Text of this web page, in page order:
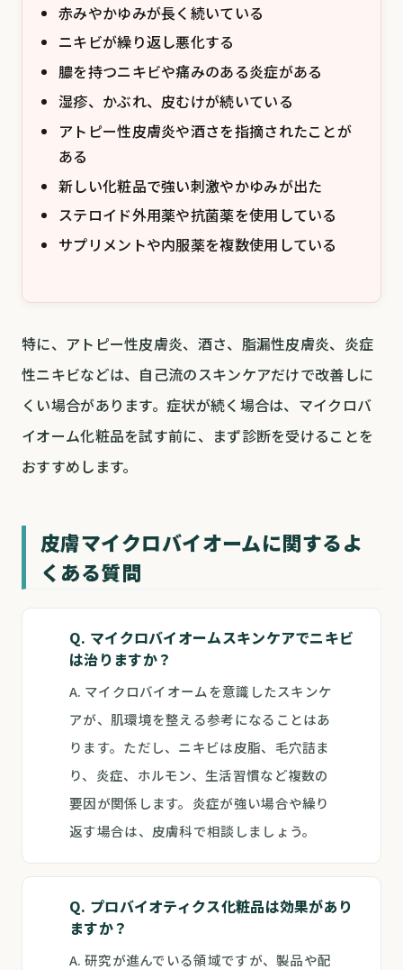
赤みやかゆみが長く続いている
ニキビが繰り返し悪化する
膿を持つニキビや痛みのある炎症がある
湿疹、かぶれ、皮むけが続いている
アトピー性皮膚炎や酒さを指摘されたことが
ある
新しい化粧品で強い刺激やかゆみが出た
ステロイド外用薬や抗菌薬を使用している
サプリメントや内服薬を複数使用している
特に、アトピー性皮膚炎、酒さ、脂漏性皮膚炎、炎症
性ニキビなどは、自己流のスキンケアだけで改善しに
くい場合があります。症状が続く場合は、マイクロバ
イオーム化粧品を試す前に、まず診断を受けることを
おすすめします。
皮膚マイクロバイオームに関するよ
くある質問
Q. マイクロバイオームスキンケアでニキビ
は治りますか？
A. マイクロバイオームを意識したスキンケ
アが、肌環境を整える参考になることはあ
ります。ただし、ニキビは皮脂、毛穴詰ま
り、炎症、ホルモン、生活習慣など複数の
要因が関係します。炎症が強い場合や繰り
返す場合は、皮膚科で相談しましょう。
Q. プロバイオティクス化粧品は効果があり
ますか？
A. 研究が進んでいる領域ですが、製品や配